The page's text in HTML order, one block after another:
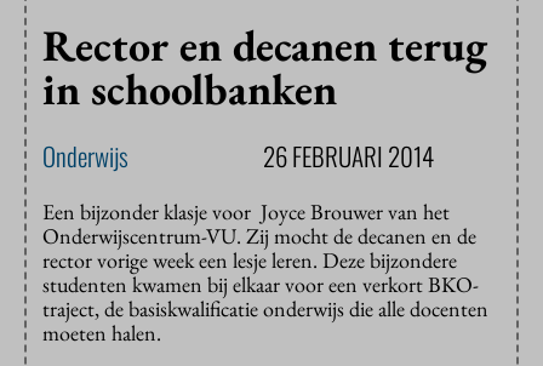
Rector en decanen terug
in schoolbanken
Onderwijs 26 FEBRUARI 2014
Een bijzonder klasje voor Joyce Brouwer van het
Onderwijscentrum-VU. Zij mocht de decanen en de
rector vorige week een lesje leren. Deze bijzondere
studenten kwamen bij elkaar voor een verkort BKO-
traject, de basiskwalificatie onderwijs die alle docenten
moeten halen.